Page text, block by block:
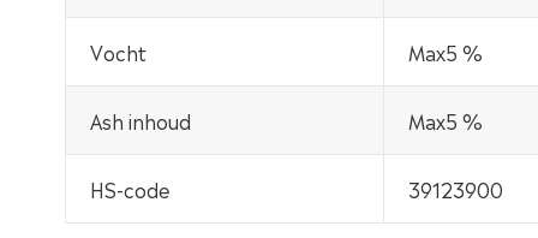
Vocht Max5 %
Ash inhoud Max5 %
HS-code 39123900